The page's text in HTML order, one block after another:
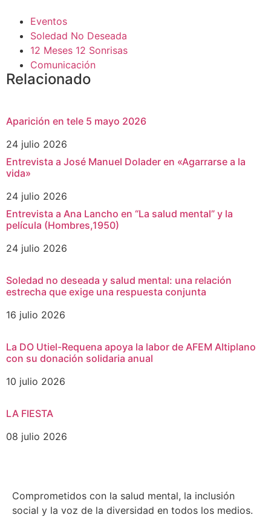
Eventos
Soledad No Deseada
12 Meses 12 Sonrisas
Comunicación
Relacionado
Aparición en tele 5 mayo 2026
24 julio 2026
Entrevista a José Manuel Dolader en «Agarrarse a la
vida»
24 julio 2026
Entrevista a Ana Lancho en “La salud mental” y la
película (Hombres,1950)
24 julio 2026
Soledad no deseada y salud mental: una relación
estrecha que exige una respuesta conjunta
16 julio 2026
La DO Utiel-Requena apoya la labor de AFEM Altiplano
con su donación solidaria anual
10 julio 2026
LA FIESTA
08 julio 2026
Comprometidos con la salud mental, la inclusión
social y la voz de la diversidad en todos los medios.